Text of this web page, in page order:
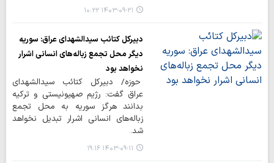
۱۴۰۳-۰۹-۲۱ ۱۰:۲۲
دبیرکل کتائب سیدالشهدای عراق: سوریه
دیگر محل تجمع زباله‌های انسانی اشرار
نخواهد بود
حوزه/ دبیرکل کتائب سیدالشهدای
عراق گفت: رژیم صهیونیستی و ترکیه
بدانند هرگز سوریه به محل تجمع
زباله‌های انسانی اشرار تبدیل نخواهد
شد.
۱۴۰۳-۰۹-۱۱ ۱۹:۱۶